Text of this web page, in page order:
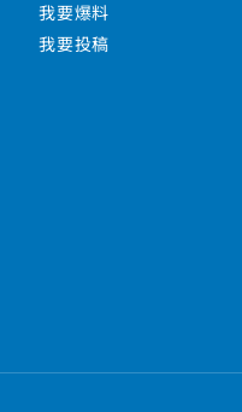
我要爆料
我要投稿